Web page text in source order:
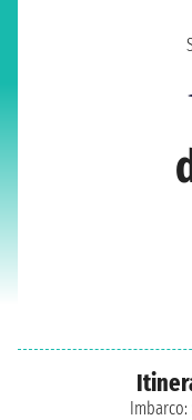
Imbarco: